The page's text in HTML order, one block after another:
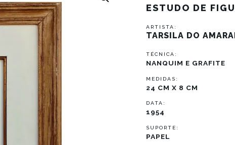
ESTUDO DE
ARTISTA:
TARSILA DO
TÉCNICA:
NANQUIM E GRAFITE
MEDIDAS:
24 CM X 8 CM
DATA:
1954
SUPORTE:
PAPEL